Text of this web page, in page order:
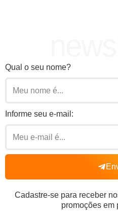
Qual o seu nome?
Informe seu e-mail:
Cadastre-se para receber
promoções em